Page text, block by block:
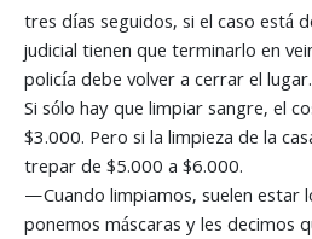
tres días seguidos, si el caso está
judicial tienen que terminarlo en
policía debe volver a cerrar el lugar.
Si sólo hay que limpiar sangre, el
$3.000. Pero si la limpieza de la
trepar de $5.000 a $6.000.
—Cuando limpiamos, suelen estar
ponemos máscaras y les decimos